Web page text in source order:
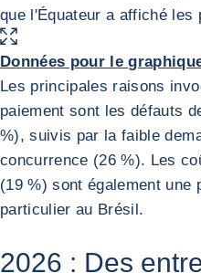
que l'Équateur a affiché les
AGRANDIR L'IMAGE
Données pour le
Les principales raisons
paiement sont les défauts
%), suivis par la faible
concurrence (26 %). Les
(19 %) sont également une
particulier au Brésil.
2026 : Des